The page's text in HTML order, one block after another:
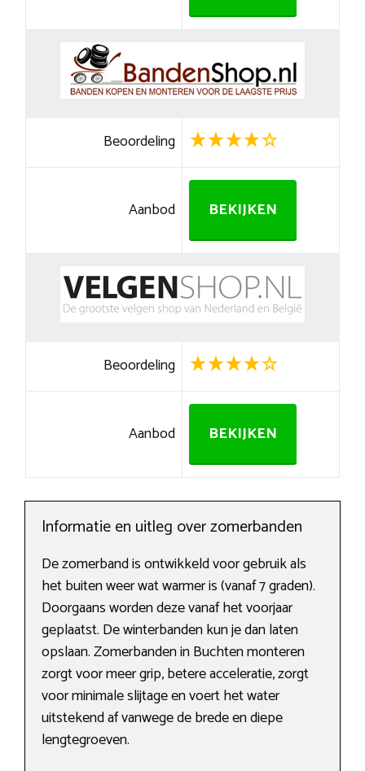
Beoordeling
Aanbod BEKIJKEN
Beoordeling
Aanbod BEKIJKEN
Informatie en uitleg over zomerbanden
De zomerband is ontwikkeld voor gebruik als
het buiten weer wat warmer is (vanaf 7 graden).
Doorgaans worden deze vanaf het voorjaar
geplaatst. De winterbanden kun je dan laten
opslaan. Zomerbanden in Buchten monteren
zorgt voor meer grip, betere acceleratie, zorgt
voor minimale slijtage en voert het water
uitstekend af vanwege de brede en diepe
lengtegroeven.